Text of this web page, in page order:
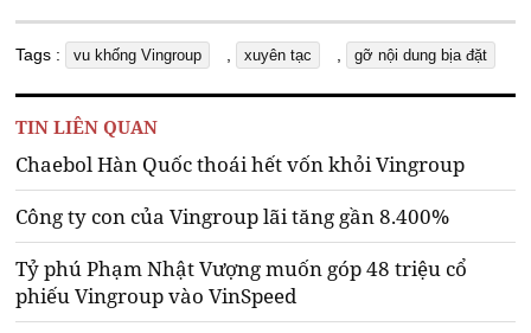
Tags : vu khống Vingroup , xuyên tạc , gỡ nội dung bịa đặt
TIN LIÊN QUAN
Chaebol Hàn Quốc thoái hết vốn khỏi Vingroup
Công ty con của Vingroup lãi tăng gần 8.400%
Tỷ phú Phạm Nhật Vượng muốn góp 48 triệu cổ
phiếu Vingroup vào VinSpeed